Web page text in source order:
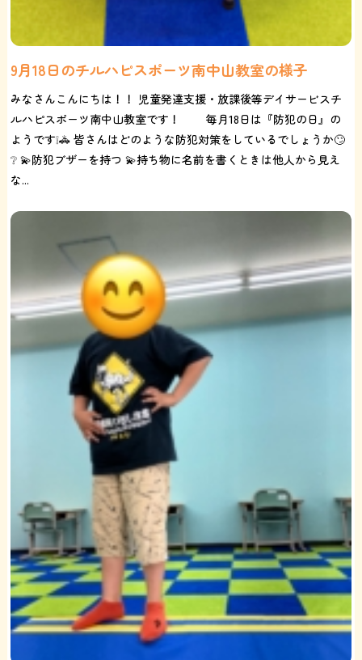
9月18日のチルハピスポーツ南中山教室の様子
みなさんこんにちは！！ 児童発達支援・放課後等デイサービスチ
ルハピスポーツ南中山教室です！ 毎月18日は『防犯の日』の
ようです❕🚓 皆さんはどのような防犯対策をしているでしょうか🙄
❔ 💫防犯ブザーを持つ 💫持ち物に名前を書くときは他人から見え
な...